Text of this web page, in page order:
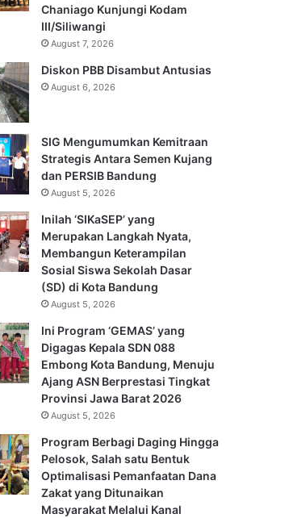
Chaniago Kunjungi Kodam
III/Siliwangi
August 7, 2026
Diskon PBB Disambut Antusias
August 6, 2026
SIG Mengumumkan Kemitraan
Strategis Antara Semen Kujang
dan PERSIB Bandung
August 5, 2026
Inilah ‘SIKaSEP’ yang
Merupakan Langkah Nyata,
Membangun Keterampilan
Sosial Siswa Sekolah Dasar
(SD) di Kota Bandung
August 5, 2026
Ini Program ‘GEMAS’ yang
Digagas Kepala SDN 088
Embong Kota Bandung, Menuju
Ajang ASN Berprestasi Tingkat
Provinsi Jawa Barat 2026
August 5, 2026
Program Berbagi Daging Hingga
Pelosok, Salah satu Bentuk
Optimalisasi Pemanfaatan Dana
Zakat yang Ditunaikan
Masyarakat Melalui Kanal